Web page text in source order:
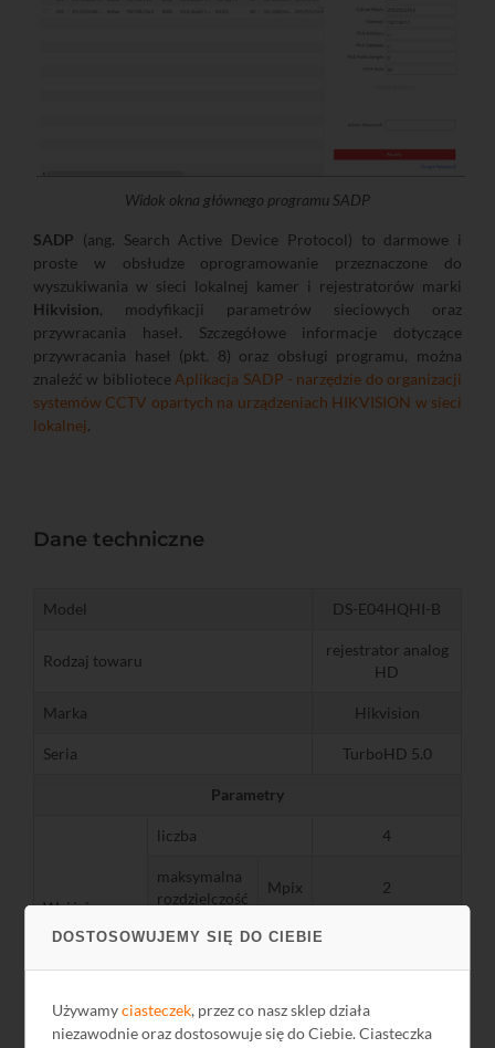
DOSTOSOWUJEMY SIĘ DO CIEBIE
Używamyciasteczek, przez co nasz sklep działa
niezawodnie oraz dostosowuje się do Ciebie. Ciasteczka
Widok okna głównego programu SADP
SADP (ang. Search Active Device Protocol) to darmowe i
proste w obsłudze oprogramowanie przeznaczone do
wyszukiwania w sieci lokalnej kamer i rejestratorów marki
Hikvision, modyfikacji parametrów sieciowych oraz
przywracania haseł. Szczegółowe informacje dotyczące
przywracania haseł (pkt. 8) oraz obsługi programu, można
znaleźć w biblioteceAplikacja SADP - narzędzie do organizacji
systemów CCTV opartych na urządzeniach HIKVISION w sieci
lokalnej.
Dane techniczne
Model DS-E04HQHI-B
Rodzaj towaru
rejestrator analog
HD
Marka Hikvision
Seria TurboHD 5.0
Parametry
Wejścia
wideo
liczba 4
maksymalna
rozdzielczość
Mpix 2
domyślny sygnał HD-TVI